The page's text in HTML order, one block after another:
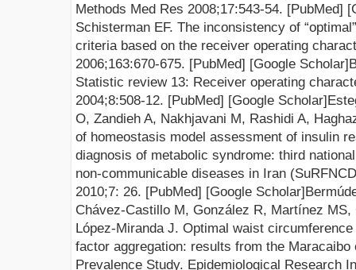
Methods Med Res 2008;17:543-54. [PubMed] [
Schisterman EF. The inconsistency of
criteria based on the receiver operating
2006;163:670-675. [PubMed] [Google Scholar]
Statistic review 13: Receiver operating
2004;8:508-12. [PubMed] [Google Scholar]
O, Zandieh A, Nakhjavani M, Rashidi A,
of homeostasis model assessment of insulin
diagnosis of metabolic syndrome: third
non-communicable diseases in Iran
2010;7: 26. [PubMed] [Google Scholar]
Chávez-Castillo M, González R, Martínez
López-Miranda J. Optimal waist
factor aggregation: results from the
Prevalence Study. Epidemiological Research